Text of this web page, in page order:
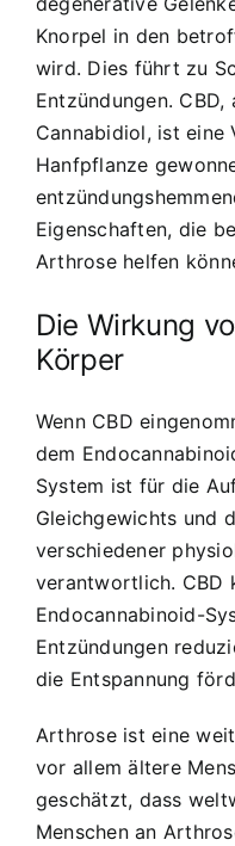
Knorpel in den
wird. Dies führt zu
Entzündungen.
Cannabidiol, ist eine
Hanfpflanze
Eigenschaften, die
Arthrose helfen
Die Wirkung
Körper
Wenn CBD
dem
System ist für die
Gleichgewichts und
verschiedener
verantwortlich. CBD
Endocannabinoid-
Entzündungen
die Entspannung
Arthrose ist eine
vor allem ältere
geschätzt, dass
Menschen an